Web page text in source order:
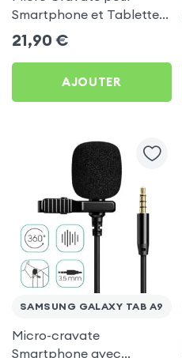
Smartphone et Tablette
USB-C, Omnidirectionnel
avec Bonnette Anti-Vent,
Longueur 1,5m - Puluz
21,90 €
AJOUTER
SAMSUNG GALAXY TAB A9
Micro-cravate
Smartphone avec